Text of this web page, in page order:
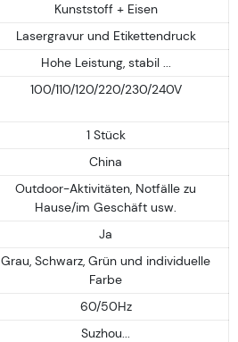
Kunststoff + Eisen
Lasergravur und Etikettendruck
Hohe Leistung, stabil ...
100/110/120/220/230/240V
1 Stück
China
Outdoor-Aktivitäten, Notfälle zu
Hause/im Geschäft usw.
Ja
Grau, Schwarz, Grün und individuelle
Farbe
60/50Hz
Suzhou...